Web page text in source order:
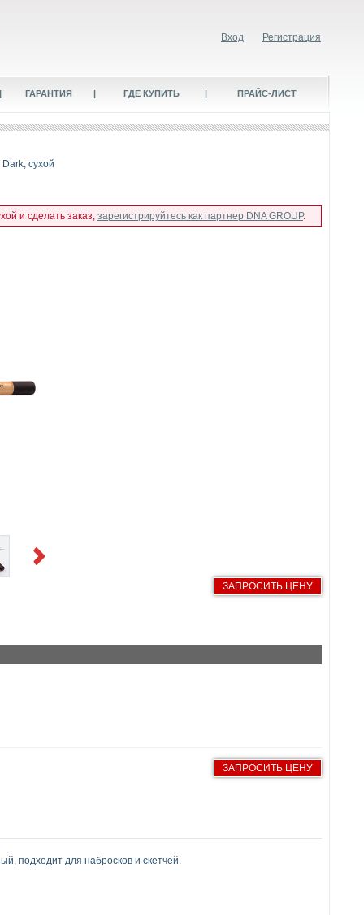
Вход Регистрация
| ГАРАНТИЯ | ГДЕ КУПИТЬ | ПРАЙС-ЛИСТ
сухой
и сделать заказ, зарегистрируйтесь как партнер DNA GROUP.
Next
ЗАПРОСИТЬ ЦЕНУ
ЗАПРОСИТЬ ЦЕНУ
подходит для набросков и скетчей.